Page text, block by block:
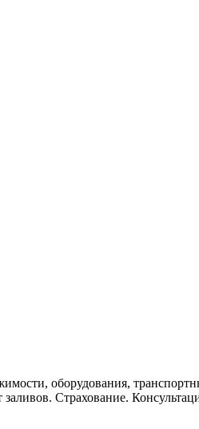
оборудования,
заливов. Страхование.